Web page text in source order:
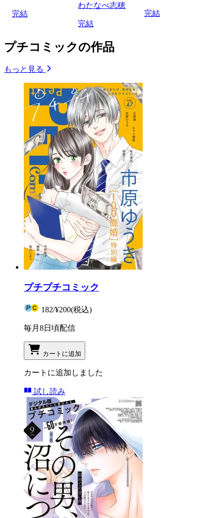
完結
わたなべ志穂
完結
完結
プチコミックの作品
もっと見る
プチプチコミック
182/¥200(税込)
毎月8日頃配信
カートに追加
カートに追加しました
試し読み